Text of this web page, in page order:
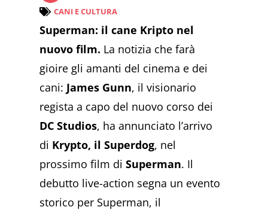
CANI E CULTURA
Superman: il cane Kripto nel
nuovo film. La notizia che farà
gioire gli amanti del cinema e dei
cani: James Gunn, il visionario
regista a capo del nuovo corso dei
DC Studios, ha annunciato l’arrivo
di Krypto, il Superdog, nel
prossimo film diSuperman. Il
debutto live-action segna un evento
storico per Superman, il